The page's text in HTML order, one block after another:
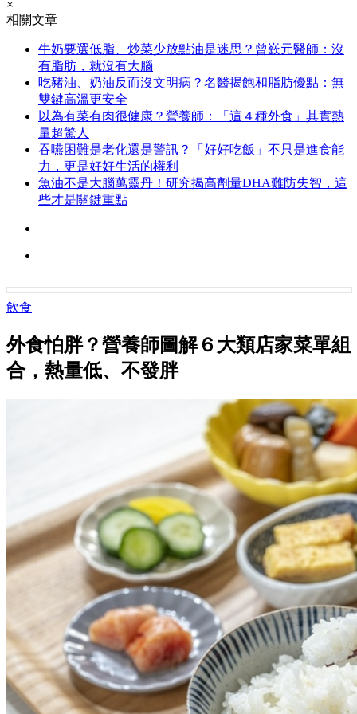
×
相關文章
牛奶要選低脂、炒菜少放點油是迷思？曾嶔元醫師：沒
有脂肪，就沒有大腦
吃豬油、奶油反而沒文明病？名醫揭飽和脂肪優點：無
雙鍵高溫更安全
以為有菜有肉很健康？營養師：「這４種外食」其實熱
量超驚人
吞嚥困難是老化還是警訊？「好好吃飯」不只是進食能
力，更是好好生活的權利
魚油不是大腦萬靈丹！研究揭高劑量DHA難防失智，這
些才是關鍵重點
飲食
外食怕胖？營養師圖解６大類店家菜單組
合，熱量低、不發胖